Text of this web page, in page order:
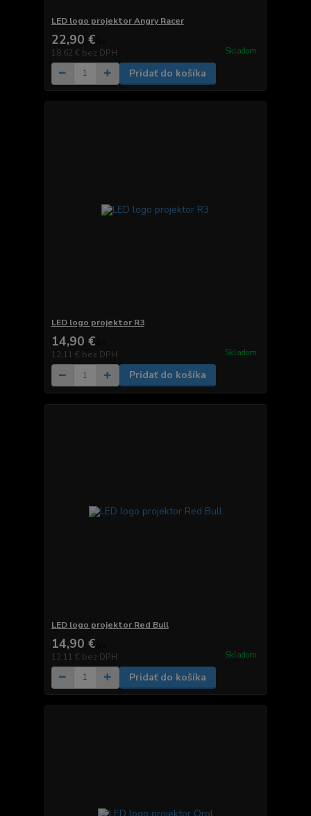
LED logo projektor Angry Racer
22,90 €
18,62 € bez DPH Skladom
Pridať do košíka
LED logo projektor R3
14,90 €
12,11 € bez DPH Skladom
Pridať do košíka
LED logo projektor Red Bull
14,90 €
12,11 € bez DPH Skladom
Pridať do košíka